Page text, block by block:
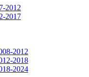
2012
2017
2012
2018
2024